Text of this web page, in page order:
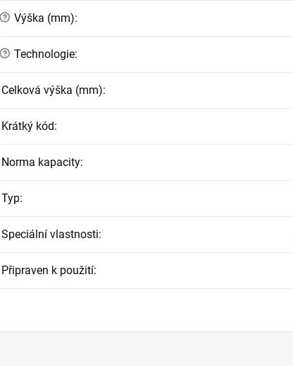
? Výška (mm):
? Technologie:
Celková výška (mm):
Krátký kód:
Norma kapacity:
Typ:
Speciální vlastnosti:
Připraven k použití: